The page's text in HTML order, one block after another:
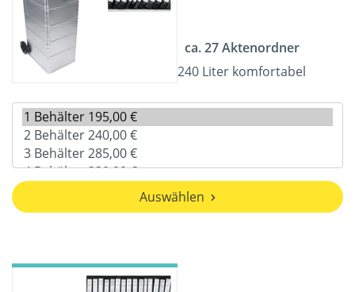
ca. 27 Aktenordner
240 Liter komfortabel
Auswählen